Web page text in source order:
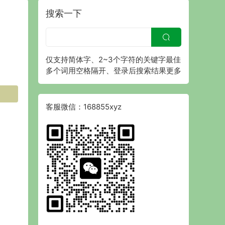
搜索一下
仅支持简体字、2~3个字符的关键字最佳
多个词用空格隔开、登录后搜索结果更多
客服微信：168855xyz